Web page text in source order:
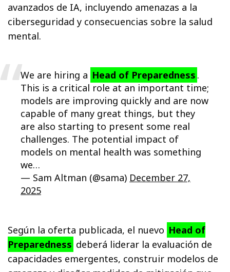
avanzados de IA, incluyendo amenazas a la
ciberseguridad y consecuencias sobre la salud
mental.
We are hiring a Head of Preparedness .
This is a critical role at an important time;
models are improving quickly and are now
capable of many great things, but they
are also starting to present some real
challenges. The potential impact of
models on mental health was something
we…
— Sam Altman (@sama) December 27,
2025
Según la oferta publicada, el nuevo Head of
Preparedness deberá liderar la evaluación de
capacidades emergentes, construir modelos de